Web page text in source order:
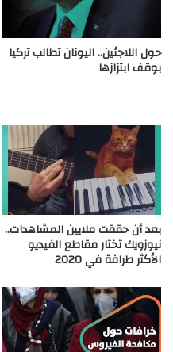
حول اللاجئين.. اليونان تطالب تركيا
بوقف ابتزازها
بعد أن حققت ملايين المشاهدات..
نيوزويك تختار مقاطع الفيديو
الأكثر طرافة في 2020